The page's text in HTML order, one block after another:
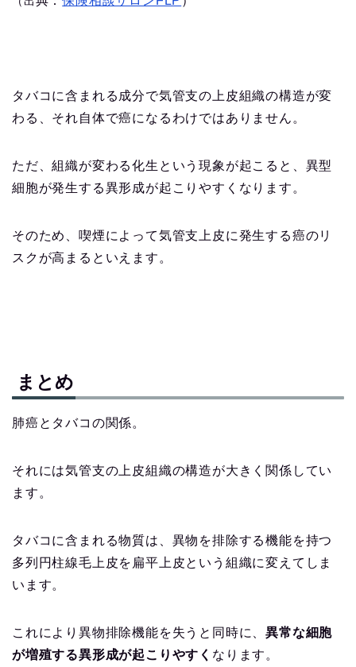
タバコに含まれる成分で気管支の上皮組織の構造が変
わる、それ自体で癌になるわけではありません。
ただ、組織が変わる化生という現象が起こると、異型
細胞が発生する異形成が起こりやすくなります。
そのため、喫煙によって気管支上皮に発生する癌のリ
スクが高まるといえます。
まとめ
肺癌とタバコの関係。
それには気管支の上皮組織の構造が大きく関係してい
ます。
タバコに含まれる物質は、異物を排除する機能を持つ
多列円柱線毛上皮を扁平上皮という組織に変えてしま
います。
これにより異物排除機能を失うと同時に、異常な細胞
が増殖する異形成が起こりやすく なります。